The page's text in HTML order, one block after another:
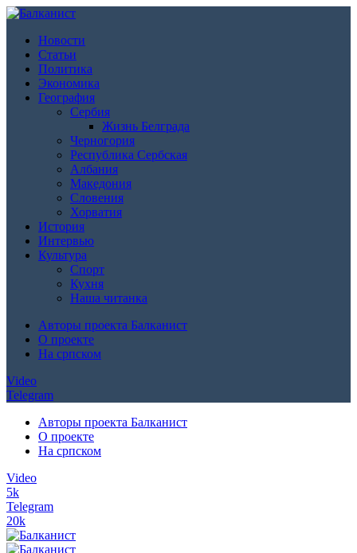
Новости
Статьи
Политика
Экономика
География
Сербия
Жизнь Белграда
Черногория
Республика Сербская
Албания
Македония
Словения
Хорватия
История
Интервью
Культура
Спорт
Кухня
Наша читанка
Авторы проекта Балканист
О проекте
На српском
Video
Telegram
Авторы проекта Балканист
О проекте
На српском
Video
5k
Telegram
20k